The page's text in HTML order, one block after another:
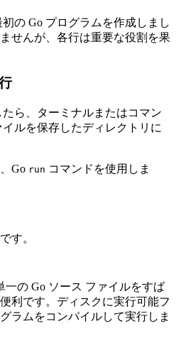
の Go プログラムを作成しまし
せんが、各行は重要な役割を果
ら、ターミナルまたはコマン
ルを保存したディレクトリに
Go run コマンドを使用しま
す。
一の Go ソース ファイルをすば
利です。ディスクに実行可能フ
ラムをコンパイルして実行しま